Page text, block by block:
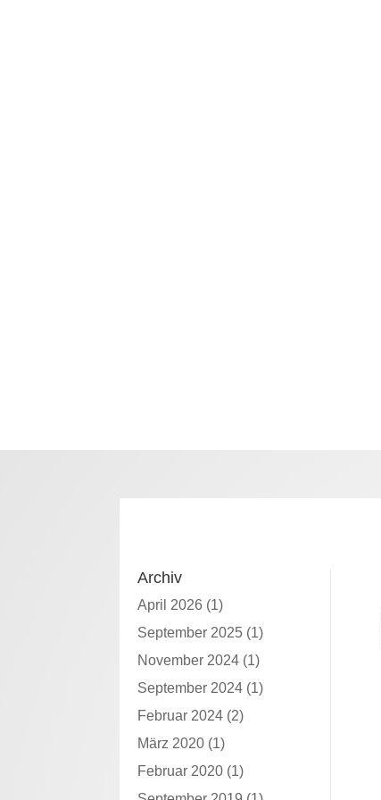
Archiv
April 2026 (1)
September 2025 (1)
November 2024 (1)
September 2024 (1)
Februar 2024 (2)
März 2020 (1)
Februar 2020 (1)